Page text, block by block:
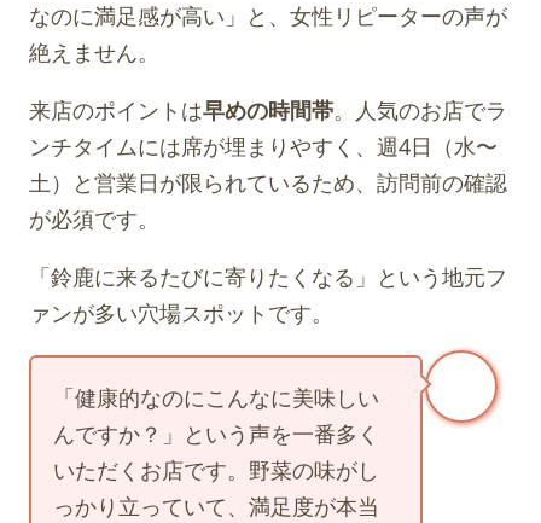
なのに満足感が高い」と、女性リピーターの声が
絶えません。
来店のポイントは早めの時間帯。人気のお店でラ
ンチタイムには席が埋まりやすく、週4日（水〜
土）と営業日が限られているため、訪問前の確認
が必須です。
「鈴鹿に来るたびに寄りたくなる」という地元フ
ァンが多い穴場スポットです。
「健康的なのにこんなに美味しい
んですか？」という声を一番多く
いただくお店です。野菜の味がし
っかり立っていて、満足度が本当